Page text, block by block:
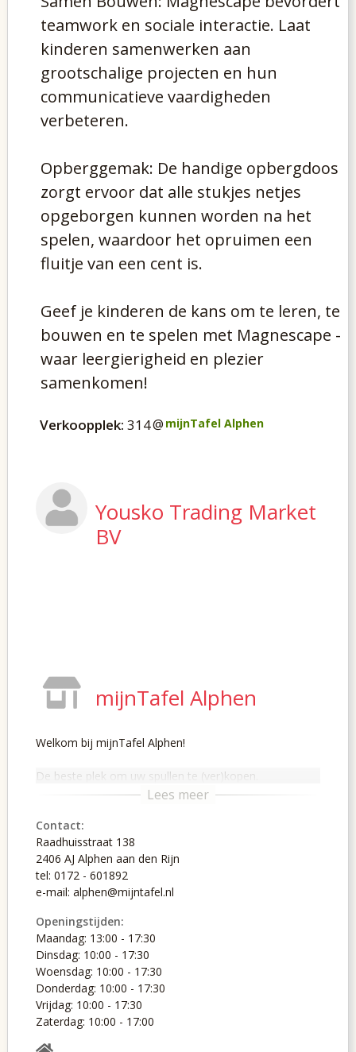
teamwork en sociale interactie. Laat
kinderen samenwerken aan
grootschalige projecten en hun
communicatieve vaardigheden
verbeteren.
Opberggemak: De handige opbergdoos
zorgt ervoor dat alle stukjes netjes
opgeborgen kunnen worden na het
spelen, waardoor het opruimen een
fluitje van een cent is.
Geef je kinderen de kans om te leren, te
bouwen en te spelen met Magnescape -
waar leergierigheid en plezier
samenkomen!
Verkoopplek: 314@ mijnTafel Alphen
Yousko Trading Market
BV
mijnTafel Alphen
Welkom bij mijnTafel Alphen!
De beste plek om uw spullen te (ver)kopen.
Contact:
Raadhuisstraat 138
2406 AJ Alphen aan den Rijn
tel: 0172 - 601892
e-mail: alphen@mijntafel.nl
Openingstijden:
Maandag: 13:00 - 17:30
Dinsdag: 10:00 - 17:30
Woensdag: 10:00 - 17:30
Donderdag: 10:00 - 17:30
Vrijdag: 10:00 - 17:30
Zaterdag: 10:00 - 17:00